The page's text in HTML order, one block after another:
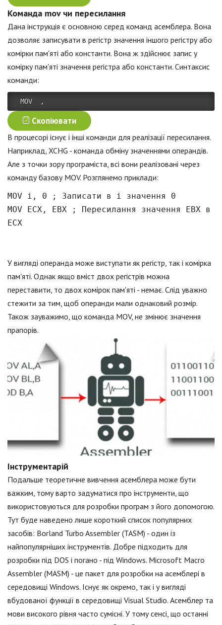
Команда mov чи пересилання
Дана інструкція є основною серед команд асемблера. Вона
дозволяє записувати в регістр значення іншого регістру або
комірки пам'яті або константи. Вона ж здійснює запис у
комірку пам'яті значення регістра або константи. Синтаксис
команди:
MOV  ,
Скопіювати
В процесорі існує і інші команди для реалізації пересилання.
Наприклад, XCHG - команда обміну значеннями операндів.
Але з точки зору програміста, всі вони реалізовані через
команду базову MOV. Розглянемо приклади:
MOV i, 0 ; Записати в i значення 0
MOV ECX, EBX ; Пересилання значення EBX в
ECX
У вигляді операнда може виступати як регістр, так і комірка
пам'яті. Однак якщо вміст двох регістрів можна
переставити, то двох комірок пам'яті - немає. Слід уважно
стежити за тим, щоб операнди мали однаковий розмір.
Також зауважимо, що команда MOV, не змінює значення
прапорів.
Інструментарій
Подальше теоретичне вивчення асемблера може бути
важким, тому варто задуматися про інструменти, що
використовуються для розробки програм з його допомогою.
Тут буде наведено лише короткий список популярних
засобів: Borland Turbo Assembler (TASM) - один із
найпопулярніших інструментів. Добре підходить для
розробки під DOS і погано - під Windows. Microsoft Macro
Assembler (MASM) - це пакет для розробки на асемблері в
середовищі Windows. Існує як окремо, так і у вигляді
вбудованої функції в середовищі Visual Studio. Асемблер та
мови високого рівня часто сумісні. У тому сенсі, що останні